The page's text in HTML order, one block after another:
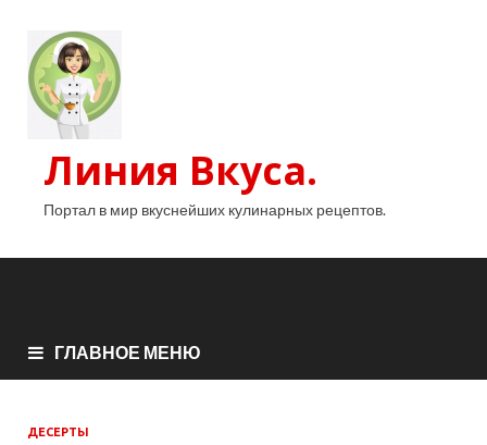
Линия Вкуса.
Портал в мир вкуснейших кулинарных рецептов.
ГЛАВНОЕ МЕНЮ
ДЕСЕРТЫ